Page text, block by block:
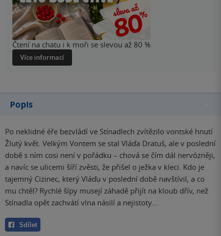
Čtení na chatu i k moři se slevou až 80 %
Více informací
Popis
Po neklidné éře bezvládí ve Stínadlech zvítězilo vontské hnutí
Žlutý květ. Velkým Vontem se stal Vláďa Dratuš, ale v poslední
době s ním cosi není v pořádku – chová se čím dál nervózněji,
a navíc se ulicemi šíří zvěsti, že přišel o ježka v kleci. Kdo je
tajemný Cizinec, který Vláďu v poslední době navštívil, a co
mu chtěl? Rychlé šípy musejí záhadě přijít na kloub dřív, než
Stínadla opět zachvátí vlna násilí a nejistoty…
Sdílet